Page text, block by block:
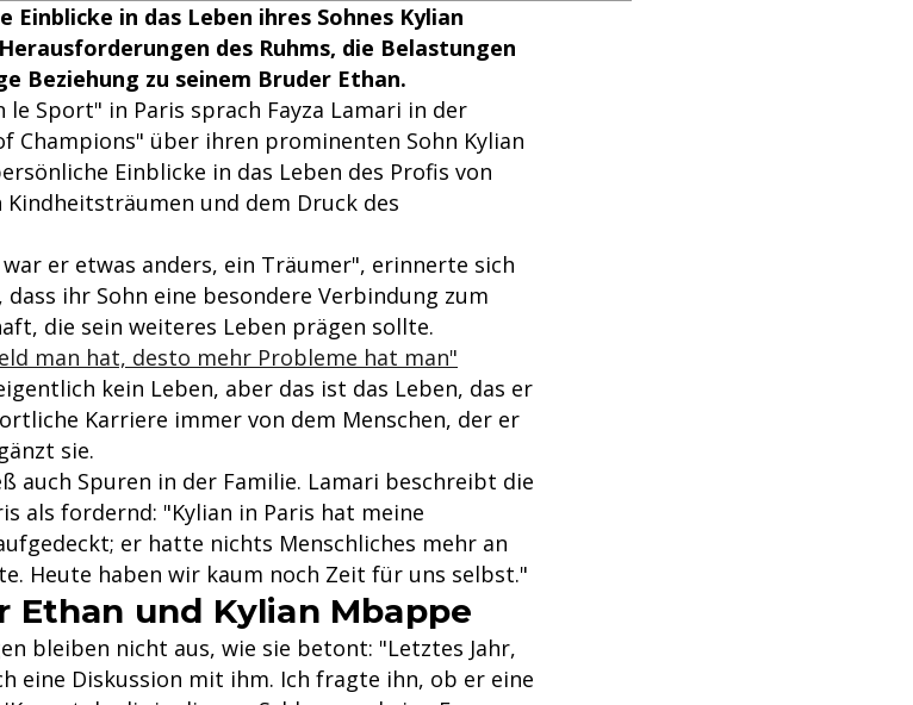
in das Leben ihres Sohnes Kylian
des Ruhms, die Belastungen
Beziehung zu seinem Bruder Ethan.
Sport" in Paris sprach Fayza Lamari in der
Champions" über ihren prominenten Sohn Kylian
Einblicke in das Leben des Profis von
Kindheitsträumen und dem Druck des
war er etwas anders, ein Träumer", erinnerte sich
ihr Sohn eine besondere Verbindung zum
die sein weiteres Leben prägen sollte.
man hat, desto mehr Probleme hat man"
kein Leben, aber das ist das Leben, das er
Karriere immer von dem Menschen, der er
sie.
auch Spuren in der Familie. Lamari beschreibt die
als fordernd: "Kylian in Paris hat meine
er hatte nichts Menschliches mehr an
Heute haben wir kaum noch Zeit für uns selbst."
Ethan und Kylian Mbappe
bleiben nicht aus, wie sie betont: "Letztes Jahr,
eine Diskussion mit ihm. Ich fragte ihn, ob er eine